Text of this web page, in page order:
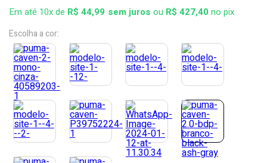
Em até 10x de R$ 44,99 ou R$ 427,40no pix
Escolha a cor: